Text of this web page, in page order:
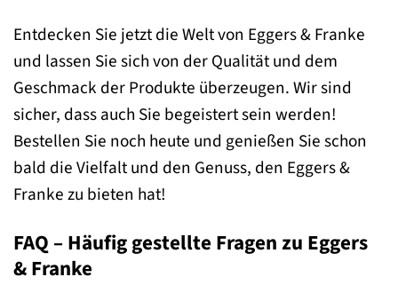
Entdecken Sie jetzt die Welt von Eggers & Franke
und lassen Sie sich von der Qualität und dem
Geschmack der Produkte überzeugen. Wir sind
sicher, dass auch Sie begeistert sein werden!
Bestellen Sie noch heute und genießen Sie schon
bald die Vielfalt und den Genuss, den Eggers &
Franke zu bieten hat!
FAQ – Häufig gestellte Fragen zu Eggers
& Franke